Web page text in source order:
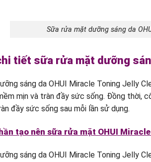
Sữa rửa mặt dưỡng sáng da
tiết sữa rửa mặt dưỡng
sáng da OHUI Miracle Toning Jelly
mịn và tràn đầy sức sống. Đồng thời,
đầy sức sống sau mỗi lần sử dụng.
tạo nên sữa rửa mặt OHUI
sáng da OHUI Miracle Toning Jelly